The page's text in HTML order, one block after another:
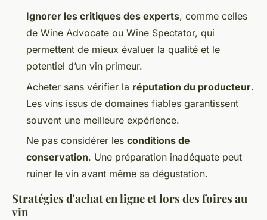
Ignorer les critiques des experts, comme celles
de Wine Advocate ou Wine Spectator, qui
permettent de mieux évaluer la qualité et le
potentiel d’un vin primeur.
Acheter sans vérifier la réputation du producteur.
Les vins issus de domaines fiables garantissent
souvent une meilleure expérience.
Ne pas considérer les conditions de
conservation. Une préparation inadéquate peut
ruiner le vin avant même sa dégustation.
Stratégies d'achat en ligne et lors des foires au
vin